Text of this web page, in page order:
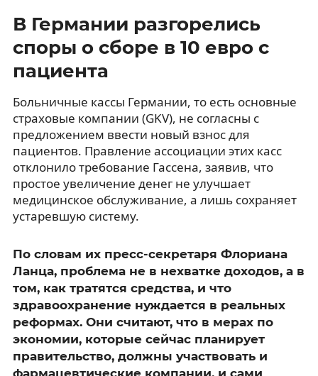
В Германии разгорелись
споры о сборе в 10 евро с
пациента
Больничные кассы Германии, то есть основные
страховые компании (GKV), не согласны с
предложением ввести новый взнос для
пациентов. Правление ассоциации этих касс
отклонило требование Гассена, заявив, что
простое увеличение денег не улучшает
медицинское обслуживание, а лишь сохраняет
устаревшую систему.
По словам их пресс-секретаря Флориана
Ланца, проблема не в нехватке доходов, а в
том, как тратятся средства, и что
здравоохранение нуждается в реальных
реформах. Они считают, что в мерах по
экономии, которые сейчас планирует
правительство, должны участвовать и
фармацевтические компании, и сами